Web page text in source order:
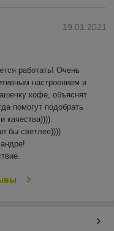
19.01.2021
работать! Очень
настроением и
кофе, объяснят
помогут подобрать
качества)))).
бы светлее))))